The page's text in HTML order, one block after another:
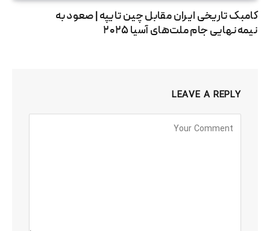
کامبک تاریخی ایران مقابل چین تایپه | صعود به
نیمه‌نهایی جام ملت‌های آسیا ۲۰۲۵
LEAVE A REPLY